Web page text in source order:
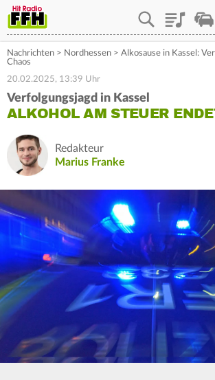
Playlist
Nachrichten > Nordhessen > Alkosause in Kassel:
Chaos
20.02.2025, 13:39 Uhr
Verfolgungsjagd in Kassel
ALKOHOL AM STEUER
Redakteur
Marius Franke